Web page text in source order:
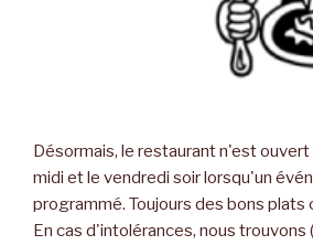
Désormais, le restaurant n'est
midi et le vendredi soir lorsqu'un
programmé. Toujours des bons plats
En cas d'intolérances, nous trouvons